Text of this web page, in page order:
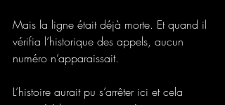
Mais la ligne était déjà morte. Et quand il
vérifia l’historique des appels, aucun
numéro n’apparaissait.
L’histoire aurait pu s’arrêter ici et cela